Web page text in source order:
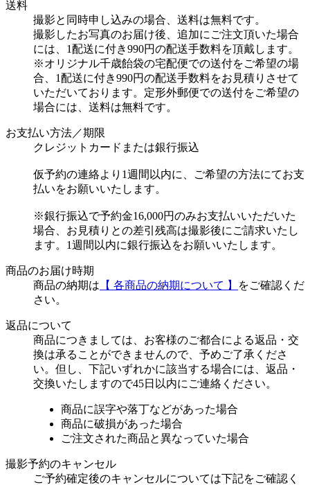
送料
撮影と同時申し込みの場合、送料は無料です。
撮影したお写真のお届け後、追加にご注文頂いた場合
には、1配送に付き990円の配送手数料を頂戴します。
※オリジナル千歳飴袋の宅配便での送付をご希望の場
合、1配送に付き990円の配送手数料をお見積りさせて
いただいております。定形外郵便での送付をご希望の
場合には、送料は無料です。
お支払い方法／期限
クレジットカードまたは銀行振込
仮予約の連絡より1週間以内に、ご希望の方法にてお支
払いをお願いいたします。
※銀行振込で予約金16,000円のみお支払いいただいた
場合、お見積りとの差引残高は撮影後にご請求いたし
ます。1週間以内に銀行振込をお願いいたします。
商品のお届け時期
商品の納期は 【 各商品の納期について 】
をご確認くだ
さい。
返品について
商品につきましては、お客様のご都合による返品・交
換は承ることができませんので、予めご了承くださ
い。但し、下記いずれかに該当する場合には、返品・
交換いたしますので45日以内にご連絡ください。
商品に誤字や落丁などがあった場合
商品に破損があった場合
ご注文された商品と異なっていた場合
撮影予約のキャンセル
ご予約確定後のキャンセルについては下記をご確認く